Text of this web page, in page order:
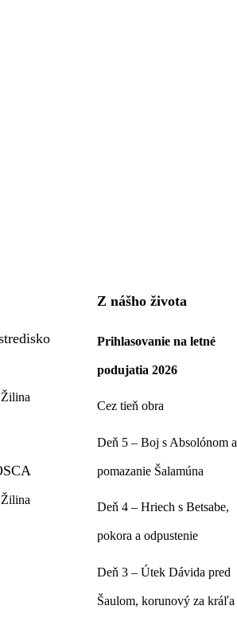
Z nášho života
Prihlasovanie na letné
podujatia 2026
Cez tieň obra
Deň 5 – Boj s Absolónom a
pomazanie Šalamúna
Deň 4 – Hriech s Betsabe,
pokora a odpustenie
Deň 3 – Útek Dávida pred
Šaulom, korunový za kráľa